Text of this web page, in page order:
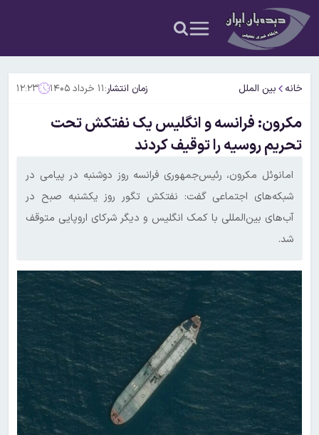
خانه بین الملل زمان انتشار:۱۱ خرداد ۱۴۰۵ ۱۲:۲۳
مکرون: فرانسه و انگلیس یک نفتکش تحت
تحریم روسیه را توقیف کردند
امانوئل مکرون، رئیس‌جمهوری فرانسه روز دوشنبه در پیامی در
شبکه‌های اجتماعی گفت: نفتکش تگور روز یکشنبه صبح در
آب‌های بین‌المللی با کمک انگلیس و دیگر شرکای اروپایی متوقف
شد.